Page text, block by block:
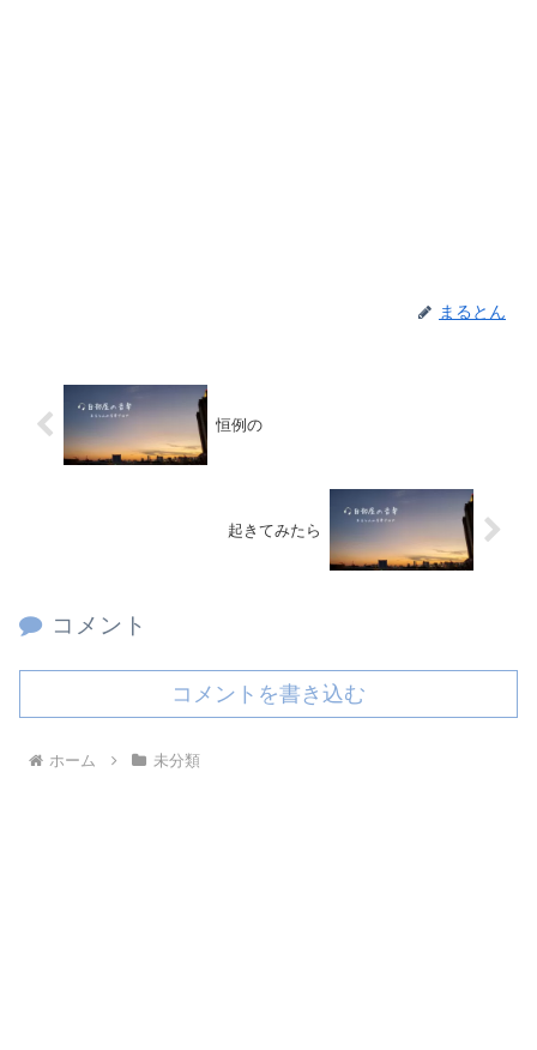
まるとん
恒例の
起きてみたら
コメント
コメントを書き込む
ホーム 未分類